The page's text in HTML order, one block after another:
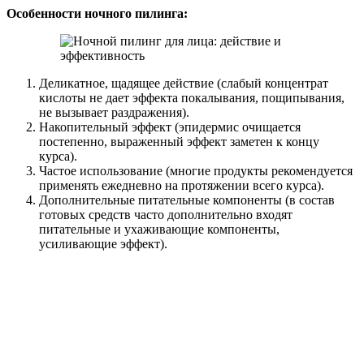
Особенности ночного пилинга:
Деликатное, щадящее действие (слабый концентрат
кислоты не дает эффекта покалывания, пощипывания,
не вызывает раздражения).
Накопительный эффект (эпидермис очищается
постепенно, выраженный эффект заметен к концу
курса).
Частое использование (многие продукты рекомендуется
применять ежедневно на протяжении всего курса).
Дополнительные питательные компоненты (в состав
готовых средств часто дополнительно входят
питательные и ухаживающие компоненты,
усиливающие эффект).